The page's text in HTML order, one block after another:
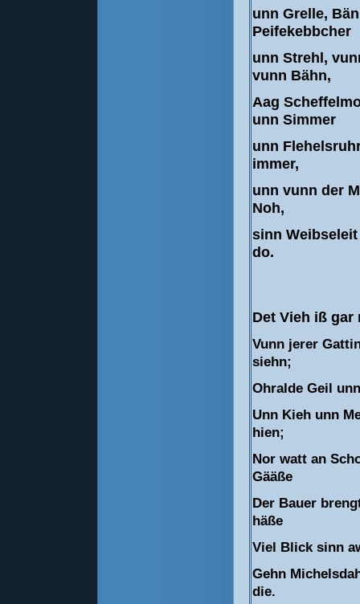
unn Grelle,
Peifekebbcher
unn Strehl,
vunn Bähn,
Aag
unn Simmer
unn
immer,
unn vunn der
Noh,
sinn
do.
Det Vieh iß gar
Vunn jerer
siehn;
Ohralde Geil
Unn Kieh unn
hien;
Nor watt an
Gääße
Der Bauer
häße
Viel Blick sinn
Gehn
die.